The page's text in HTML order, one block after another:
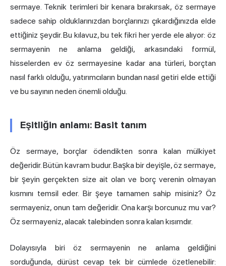
sermaye. Teknik terimleri bir kenara bırakırsak, öz sermaye
sadece sahip olduklarınızdan borçlarınızı çıkardığınızda elde
ettiğiniz şeydir. Bu kılavuz, bu tek fikri her yerde ele alıyor: öz
sermayenin ne anlama geldiği, arkasındaki formül,
hisselerden ev öz sermayesine kadar ana türleri, borçtan
nasıl farklı olduğu, yatırımcıların bundan nasıl getiri elde ettiği
ve bu sayının neden önemli olduğu.
Eşitliğin anlamı: Basit tanım
Öz sermaye, borçlar ödendikten sonra kalan mülkiyet
değeridir. Bütün kavram budur. Başka bir deyişle, öz sermaye,
bir şeyin gerçekten size ait olan ve borç verenin olmayan
kısmını temsil eder. Bir şeye tamamen sahip misiniz? Öz
sermayeniz, onun tam değeridir. Ona karşı borcunuz mu var?
Öz sermayeniz, alacak talebinden sonra kalan kısımdır.
Dolayısıyla biri öz sermayenin ne anlama geldiğini
sorduğunda, dürüst cevap tek bir cümlede özetlenebilir: